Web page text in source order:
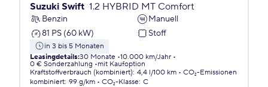
Suzuki Swift 1.2 HYBRID MT Comfort
Benzin
Manuell
81 PS (60 kW)
Stoff
in 3 bis 5 Monaten
Leasingdetails:30 Monate 10.000 km/Jahr
0 € Sonderzahlung
mit Kaufoption
Kraftstoffverbrauch (kombiniert): 4,4 l/100 km
CO₂-Emissionen
kombiniert: 99 g/km CO₂-Klasse: C